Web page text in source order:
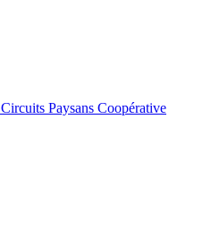
Circuits Paysans Coopérative